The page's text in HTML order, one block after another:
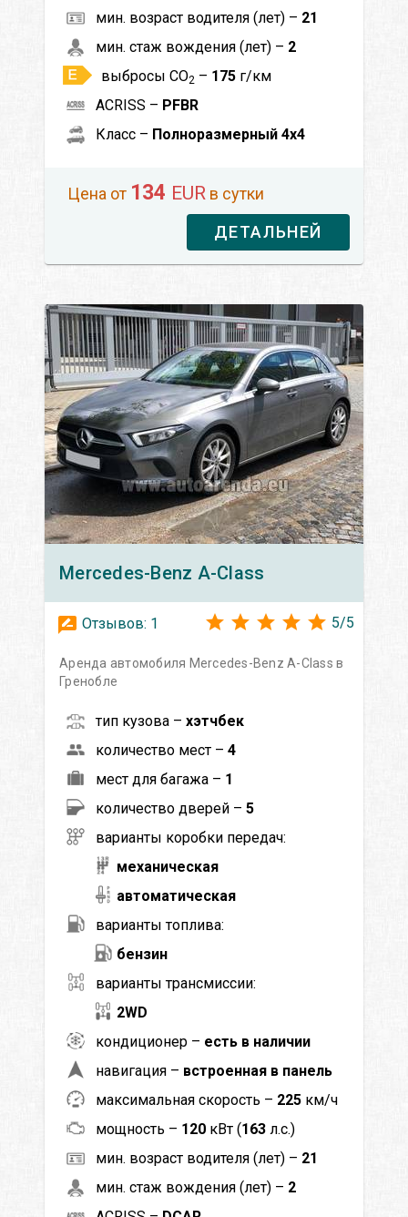
мин. возраст водителя (лет) – 21
мин. стаж вождения (лет) – 2
выбросы CO2 – 175 г/км
ACRISS – PFBR
Класс – Полноразмерный 4x4
Цена от 134 EUR в сутки
ДЕТАЛЬНЕЙ
Mercedes-Benz A-Class
Отзывов: 1 5/5
Аренда автомобиля Mercedes-Benz A-Class в
Гренобле
тип кузова – хэтчбек
количество мест – 4
мест для багажа – 1
количество дверей – 5
варианты коробки передач:
механическая
автоматическая
варианты топлива:
бензин
варианты трансмиссии:
2WD
кондиционер – есть в наличии
навигация – встроенная в панель
максимальная скорость – 225 км/ч
мощность – 120 кВт (163 л.с.)
мин. возраст водителя (лет) – 21
мин. стаж вождения (лет) – 2